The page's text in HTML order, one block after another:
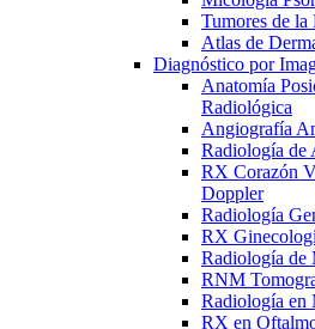
Tumores de la
Atlas de
Diagnóstico por
Anatomía
Radiológica
Angiografía
Radiología de
RX Corazón
Doppler
Radiología
RX
Radiología de
RNM
Radiología en
RX en